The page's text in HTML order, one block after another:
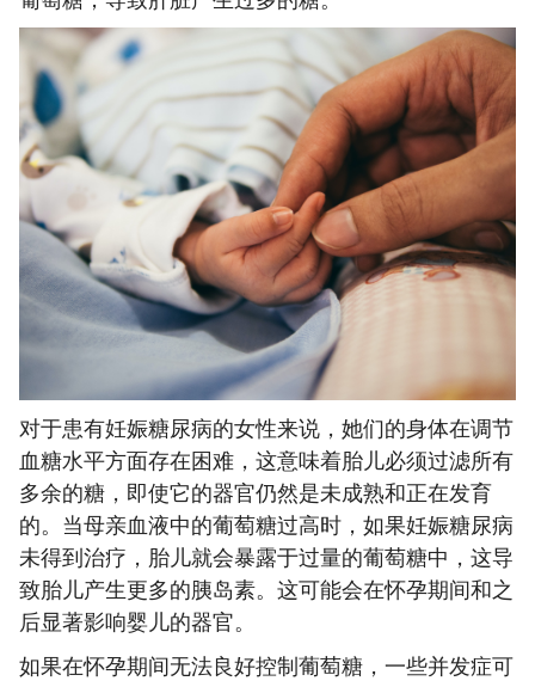
对于患有妊娠糖尿病的女性来说，她们的身体在调节
血糖水平方面存在困难，这意味着胎儿必须过滤所有
多余的糖，即使它的器官仍然是未成熟和正在发育
的。当母亲血液中的葡萄糖过高时，如果妊娠糖尿病
未得到治疗，胎儿就会暴露于过量的葡萄糖中，这导
致胎儿产生更多的胰岛素。这可能会在怀孕期间和之
后显著影响婴儿的器官。
如果在怀孕期间无法良好控制葡萄糖，一些并发症可